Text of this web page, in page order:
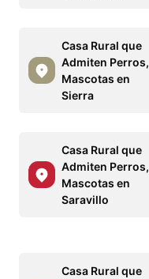
Casa Rural que
Admiten Perros,
Mascotas en
Sierra
Casa Rural que
Admiten Perros,
Mascotas en
Saravillo
Casa Rural que